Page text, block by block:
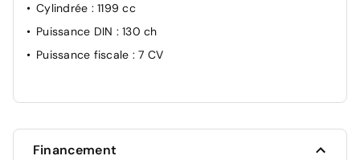
Cylindrée : 1199 cc
Puissance DIN : 130 ch
Puissance fiscale : 7 CV
Financement